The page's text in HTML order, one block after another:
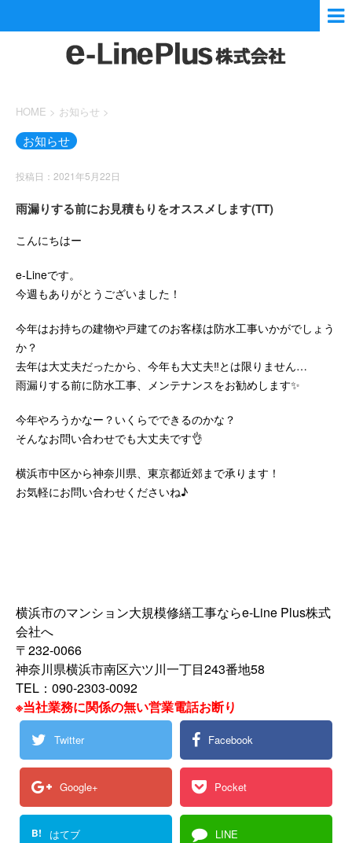
HOME > お知らせ >
お知らせ
投稿日：2021年5月22日
雨漏りする前にお見積もりをオススメします(TT)
こんにちはー
e-Lineです。
今週もありがとうございました！
今年はお持ちの建物や戸建てのお客様は防水工事いかがでしょう
か？
去年は大丈夫だったから、今年も大丈夫‼️とは限りません…
雨漏りする前に防水工事、メンテナンスをお勧めします✨
今年やろうかなー？いくらでできるのかな？
そんなお問い合わせでも大丈夫です👌
横浜市中区から神奈川県、東京都近郊まで承ります！
お気軽にお問い合わせくださいね♪
横浜市のマンション大規模修繕工事ならe-Line Plus株式
会社へ
〒232-0066
神奈川県横浜市南区六ツ川一丁目243番地58
TEL：090-2303-0092
※当社業務に関係の無い営業電話お断り
Twitter Facebook
Google+ Pocket
B! はてブ LINE